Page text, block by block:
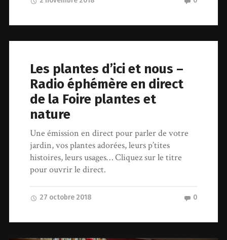
Les plantes d’ici et nous –
Radio éphémère en direct
de la Foire plantes et
nature
Une émission en direct pour parler de votre
jardin, vos plantes adorées, leurs p’tites
histoires, leurs usages… Cliquez sur le titre
pour ouvrir le direct.
27 octobre 2018 0